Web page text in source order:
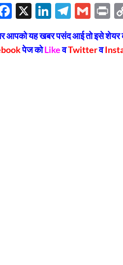
Facebook
X LinkedIn
आपको यह खबर पसंद आई तो इसे शेयर
पेज कोLikeवTwitterव